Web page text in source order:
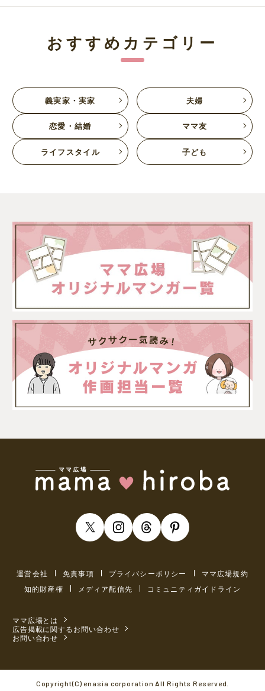
おすすめカテゴリー
義実家・実家 夫婦
恋愛・結婚 ママ友
ライフスタイル 子ども
運営会社 免責事項 プライバシーポリシー
ママ広場規約
知的財産権
メディア配信先 コミュニティガイドライン
ママ広場とは
広告掲載に関するお問い合わせ
お問い合わせ
Copyright(C) enasia corporation All Rights Reserved.